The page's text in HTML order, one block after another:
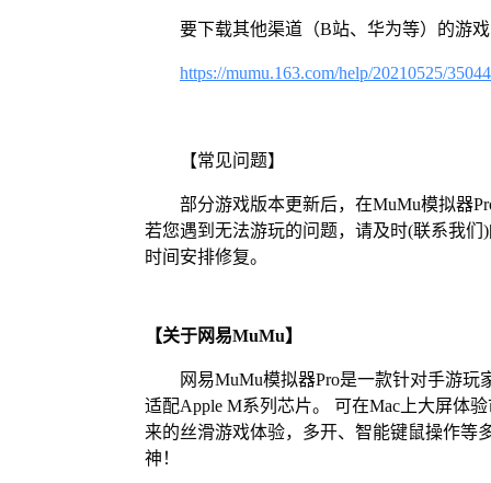
要下载其他渠道（B站、华为等）的游
https://mumu.163.com/help/20210525/
【常见问题】
部分游戏版本更新后，在MuMu模拟器
若您遇到无法游玩的问题，请及时(联系我们
时间安排修复。
【关于网易MuMu】
网易MuMu模拟器Pro是一款针对手游玩
适配Apple M系列芯片。 可在Mac上大屏体
来的丝滑游戏体验，多开、智能键鼠操作等
神！